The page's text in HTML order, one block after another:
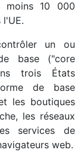
moins 10 000
un ou
base ("core
trois États
de base
les boutiques
les réseaux
services de
web.